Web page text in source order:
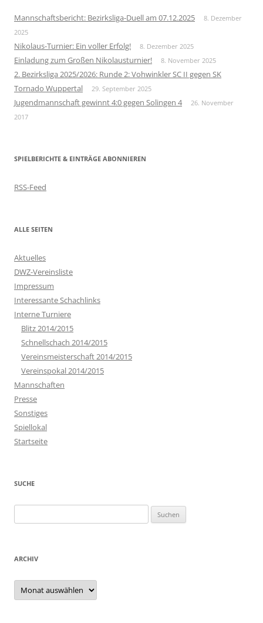
Mannschaftsbericht: Bezirksliga-Duell am 07.12.2025
8. Dezember
2025
Nikolaus-Turnier: Ein voller Erfolg! 8. Dezember 2025
Einladung zum Großen Nikolausturnier! 8. November 2025
2. Bezirksliga 2025/2026: Runde 2: Vohwinkler SC II gegen SK
Tornado Wuppertal
29. September 2025
Jugendmannschaft gewinnt 4:0 gegen Solingen 4
26. November
2017
SPIELBERICHTE & EINTRÄGE ABONNIEREN
RSS-Feed
ALLE SEITEN
Aktuelles
DWZ-Vereinsliste
Impressum
Interessante Schachlinks
Interne Turniere
Blitz 2014/2015
Schnellschach 2014/2015
Vereinsmeisterschaft 2014/2015
Vereinspokal 2014/2015
Mannschaften
Presse
Sonstiges
Spiellokal
Startseite
SUCHE
nach:
ARCHIV
Archiv